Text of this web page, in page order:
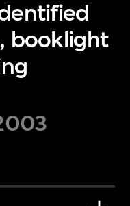
booklight